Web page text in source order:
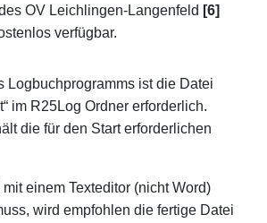
OV Leichlingen-Langenfeld [6]
verfügbar.
Logbuchprogramms ist die Datei
im R25Log Ordner erforderlich.
die für den Start erforderlichen
einem Texteditor (nicht Word)
wird empfohlen die fertige Datei